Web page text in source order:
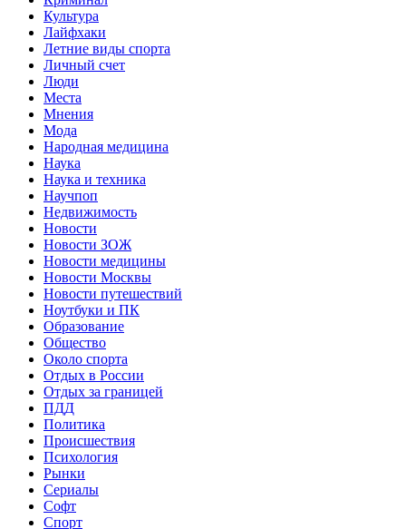
Культура
Лайфхаки
Летние виды спорта
Личный счет
Люди
Места
Мнения
Мода
Народная медицина
Наука
Наука и техника
Научпоп
Недвижимость
Новости
Новости ЗОЖ
Новости медицины
Новости Москвы
Новости путешествий
Ноутбуки и ПК
Образование
Общество
Около спорта
Отдых в России
Отдых за границей
ПДД
Политика
Происшествия
Психология
Рынки
Сериалы
Софт
Спорт